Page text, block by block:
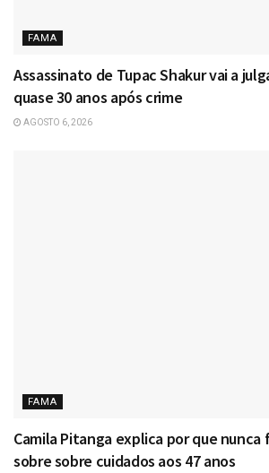
FAMA
Assassinato de Tupac Shakur vai a
quase 30 anos após crime
AGOSTO 6, 2026
FAMA
Camila Pitanga explica por que
sobre sobre cuidados aos 47 anos